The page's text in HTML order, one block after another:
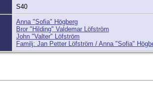
S40
Anna "Sofia" Högberg
Bror "Hilding" Valdemar Löfström
John "Valter" Löfström
Familj: Jan Petter Löfström / Anna "Sofia"